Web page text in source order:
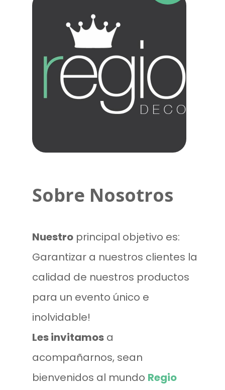
Sobre Nosotros
Nuestro principal objetivo es:
Garantizar a nuestros clientes la
calidad de nuestros productos
para un evento único e
inolvidable!
Les invitamos a
acompañarnos, sean
bienvenidos al mundo Regio